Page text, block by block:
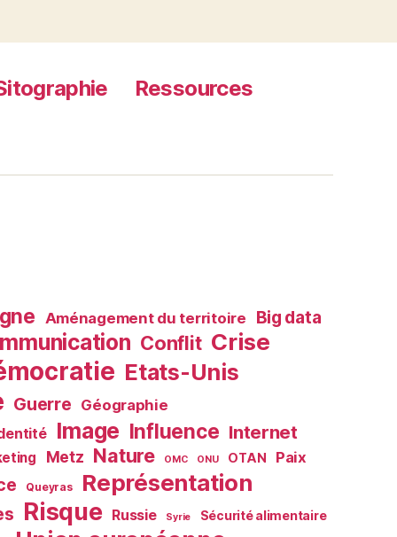
Ressources
Aménagement du territoire Big data
Conflit Crise
Etats-Unis
Guerre Géographie
Image Influence Internet
Metz Nature OMC ONU OTAN Paix
Queyras Représentation
Risque Russie Syrie Sécurité alimentaire